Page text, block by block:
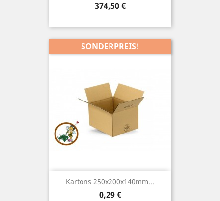
Preis
374,50 €
Kartons 250x200x140mm...
Preis
0,29 €
SONDERPREIS!